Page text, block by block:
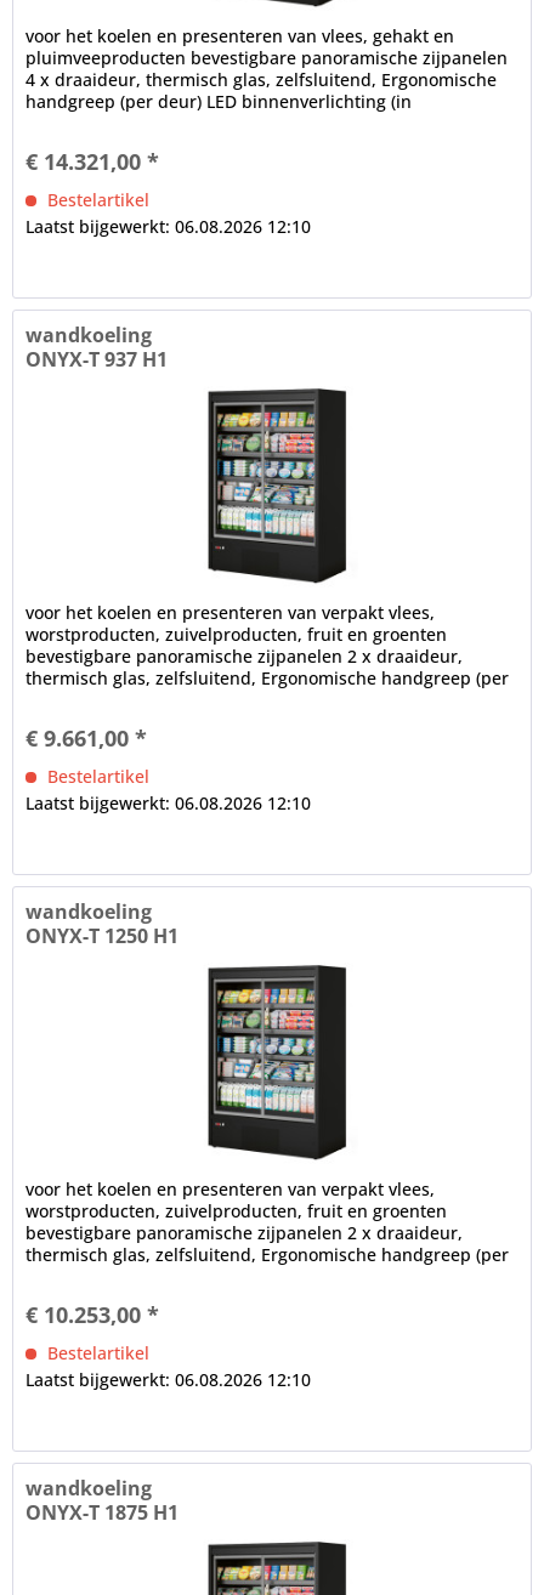
voor het koelen en presenteren van vlees, gehakt en
pluimveeproducten bevestigbare panoramische zijpanelen
4 x draaideur, thermisch glas, zelfsluitend, Ergonomische
handgreep (per deur) LED binnenverlichting (in
€ 14.321,00 *
Bestelartikel
Laatst bijgewerkt: 06.08.2026 12:10
wandkoeling
ONYX-T 937 H1
voor het koelen en presenteren van verpakt vlees,
worstproducten, zuivelproducten, fruit en groenten
bevestigbare panoramische zijpanelen 2 x draaideur,
thermisch glas, zelfsluitend, Ergonomische handgreep (per
€ 9.661,00 *
Bestelartikel
Laatst bijgewerkt: 06.08.2026 12:10
wandkoeling
ONYX-T 1250 H1
voor het koelen en presenteren van verpakt vlees,
worstproducten, zuivelproducten, fruit en groenten
bevestigbare panoramische zijpanelen 2 x draaideur,
thermisch glas, zelfsluitend, Ergonomische handgreep (per
€ 10.253,00 *
Bestelartikel
Laatst bijgewerkt: 06.08.2026 12:10
wandkoeling
ONYX-T 1875 H1